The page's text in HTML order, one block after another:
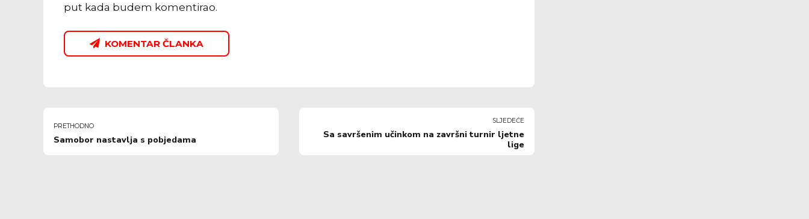
put kada budem komentirao.
KOMENTAR ČLANKA
PRETHODNO
Samobor nastavlja s pobjedama
SLJEDEĆE
Sa savršenim učinkom na završni turnir ljetne
lige